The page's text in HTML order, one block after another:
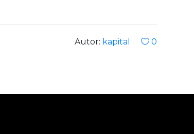
Autor: kapital 0